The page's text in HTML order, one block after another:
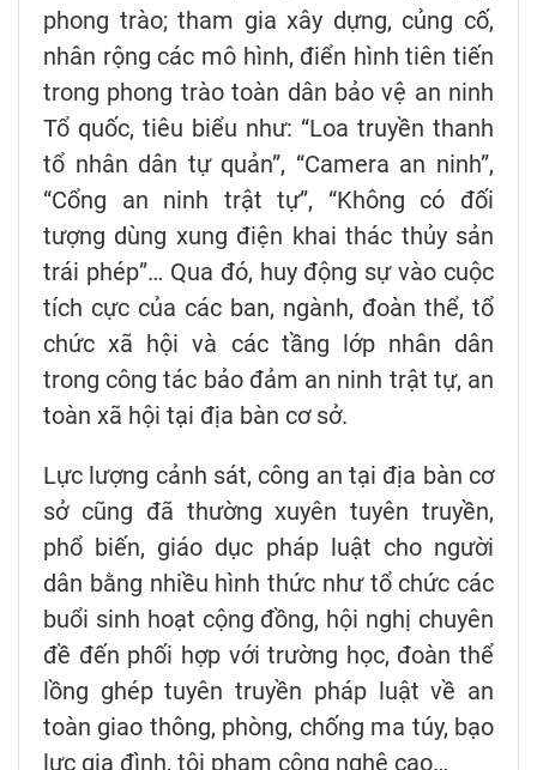
phong trào; tham gia xây dựng, củng cố,
nhân rộng các mô hình, điển hình tiên tiến
trong phong trào toàn dân bảo vệ an ninh
Tổ quốc, tiêu biểu như: “Loa truyền thanh
tổ nhân dân tự quản”, “Camera an ninh”,
“Cổng an ninh trật tự”, “Không có đối
tượng dùng xung điện khai thác thủy sản
trái phép”… Qua đó, huy động sự vào cuộc
tích cực của các ban, ngành, đoàn thể, tổ
chức xã hội và các tầng lớp nhân dân
trong công tác bảo đảm an ninh trật tự, an
toàn xã hội tại địa bàn cơ sở.
Lực lượng cảnh sát, công an tại địa bàn cơ
sở cũng đã thường xuyên tuyên truyền,
phổ biến, giáo dục pháp luật cho người
dân bằng nhiều hình thức như tổ chức các
buổi sinh hoạt cộng đồng, hội nghị chuyên
đề đến phối hợp với trường học, đoàn thể
lồng ghép tuyên truyền pháp luật về an
toàn giao thông, phòng, chống ma túy, bạo
lực gia đình, tội phạm công nghệ cao…